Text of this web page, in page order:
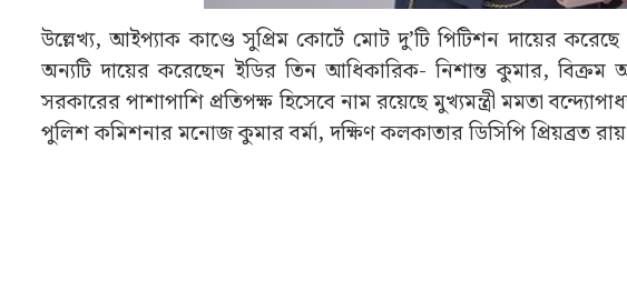
উল্লেখ্য, আইপ্যাক কাণ্ডে সুপ্রিম কোর্টে মোট দু’টি পিটিশন দায়ের
অন্যটি দায়ের করেছেন ইডির তিন আধিকারিক- নিশান্ত কুমার, বিক্রম
সরকারের পাশাপাশি প্রতিপক্ষ হিসেবে নাম রয়েছে মুখ্যমন্ত্রী মমতা
পুলিশ কমিশনার মনোজ কুমার বর্মা, দক্ষিণ কলকাতার ডিসিপি প্রিয়ব্রত